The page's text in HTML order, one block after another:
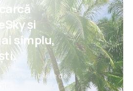
și
simplu,
fiecare zi: bilete de
city break-uri